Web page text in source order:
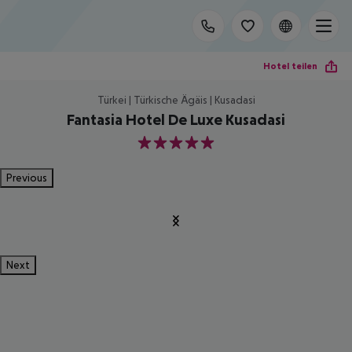
Hotel teilen
Türkei | Türkische Ägäis | Kusadasi
Fantasia Hotel De Luxe Kusadasi
5
Previous
Next